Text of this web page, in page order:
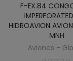
AÑADIR AL
F-EX.84
HIDROAVION AVION
MNH
Aviones -